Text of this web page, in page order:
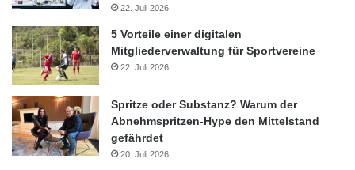
22. Juli 2026
5 Vorteile einer digitalen
Mitgliederverwaltung für Sportvereine
22. Juli 2026
Spritze oder Substanz? Warum der
Abnehmspritzen-Hype den Mittelstand
gefährdet
20. Juli 2026